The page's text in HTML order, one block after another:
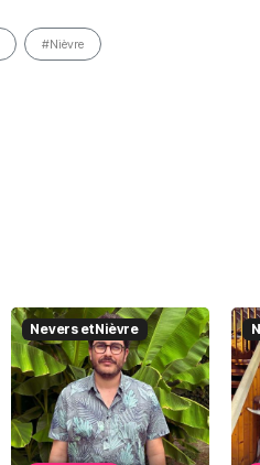
#Nièvre
Nevers et Nièvre